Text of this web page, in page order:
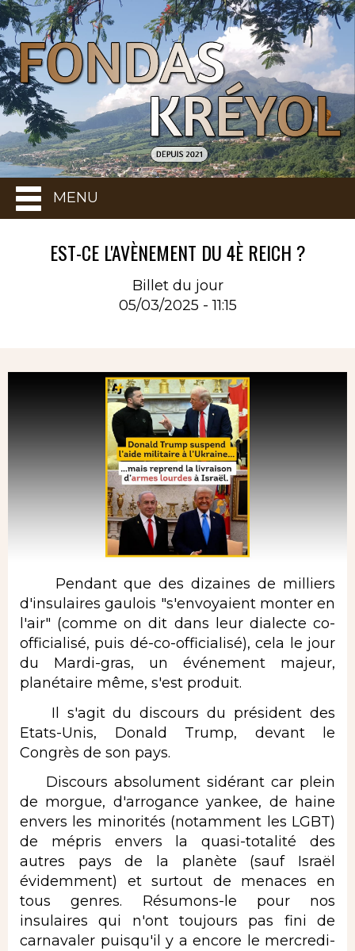
MENU
EST-CE L'AVÈNEMENT DU 4È REICH ?
Billet du jour
05/03/2025 - 11:15
Pendant que des dizaines de milliers
d'insulaires gaulois "s'envoyaient monter en
l'air" (comme on dit dans leur dialecte co-
officialisé, puis dé-co-officialisé), cela le jour
du Mardi-gras, un événement majeur,
planétaire même, s'est produit.
Il s'agit du discours du président des
Etats-Unis, Donald Trump, devant le
Congrès de son pays.
Discours absolument sidérant car plein
de morgue, d'arrogance yankee, de haine
envers les minorités (notamment les LGBT)
de mépris envers la quasi-totalité des
autres pays de la planète (sauf Israël
évidemment) et surtout de menaces en
tous genres. Résumons-le pour nos
insulaires qui n'ont toujours pas fini de
carnavaler puisqu'il y a encore le mercredi-